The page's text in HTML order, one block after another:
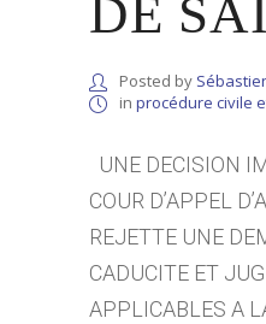
DE
Posted by
in procédure civile
UNE DECISION
COUR D’APPEL
REJETTE UNE
CADUCITE ET
APPLICABLES A